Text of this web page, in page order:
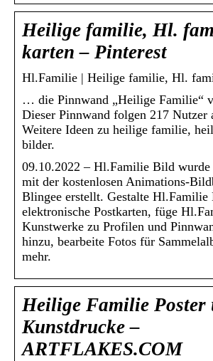
Heilige familie, Hl.
karten – Pinterest
Hl.Familie | Heilige familie, Hl.
… die Pinnwand „Heilige Familie“
Dieser Pinnwand folgen 217 Nutzer
Weitere Ideen zu heilige familie,
bilder.
09.10.2022 – Hl.Familie Bild wurde
mit der kostenlosen Animations-
Blingee erstellt. Gestalte
elektronische Postkarten, füge
Kunstwerke zu Profilen und
hinzu, bearbeite Fotos für
mehr.
Heilige Familie Poster
Kunstdrucke –
ARTFLAKES.COM